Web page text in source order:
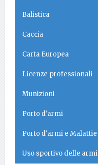
Balistica
Caccia
Carta Europea
Licenze professionali
Munizioni
Porto d'armi
Porto d'armi e Malattie
Uso sportivo delle armi